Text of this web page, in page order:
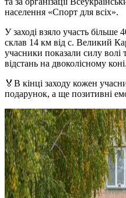
населення «Спорт для всіх».
У заході взяло участь більше
склав 14 км від с. Великий
учасники показали силу волі
відстань на двоколісному коні.
🏅В кінці заходу кожен
подарунок, а ще позитивні